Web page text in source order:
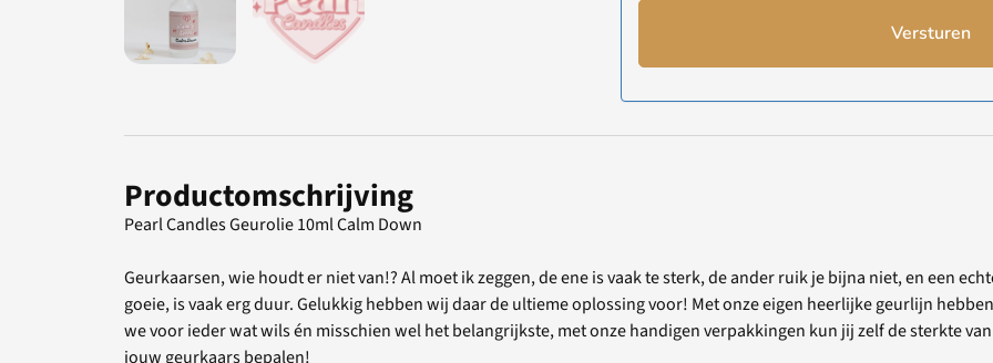
Versturen
Productomschrijving
Pearl Candles Geurolie 10ml Calm Down
Geurkaarsen, wie houdt er niet van!? Al moet ik zeggen, de ene is vaak te sterk, de ander ruik je bijna niet, en een
goeie, is vaak erg duur. Gelukkig hebben wij daar de ultieme oplossing voor! Met onze eigen heerlijke geurlijn hebben
we voor ieder wat wils én misschien wel het belangrijkste, met onze handigen verpakkingen kun jij zelf de sterkte van
jouw geurkaars bepalen!